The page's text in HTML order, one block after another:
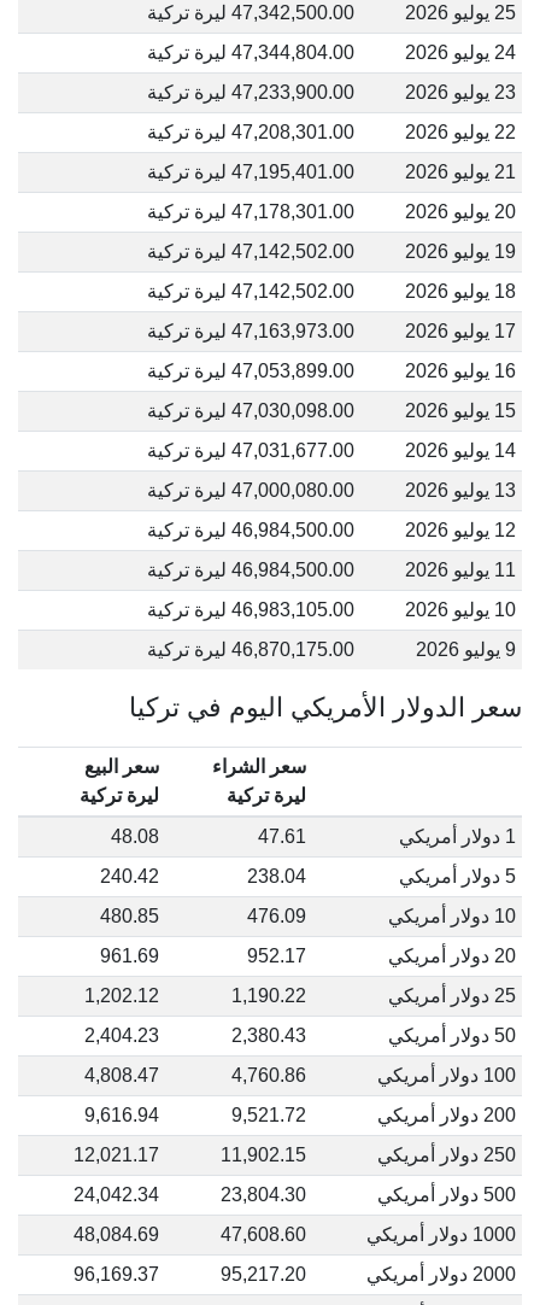
25 يوليو 2026
47,342,500.00 ليرة تركية
24 يوليو 2026
47,344,804.00 ليرة تركية
23 يوليو 2026
47,233,900.00 ليرة تركية
22 يوليو 2026
47,208,301.00 ليرة تركية
21 يوليو 2026
47,195,401.00 ليرة تركية
20 يوليو 2026
47,178,301.00 ليرة تركية
19 يوليو 2026
47,142,502.00 ليرة تركية
18 يوليو 2026
47,142,502.00 ليرة تركية
17 يوليو 2026
47,163,973.00 ليرة تركية
16 يوليو 2026
47,053,899.00 ليرة تركية
15 يوليو 2026
47,030,098.00 ليرة تركية
14 يوليو 2026
47,031,677.00 ليرة تركية
13 يوليو 2026
47,000,080.00 ليرة تركية
12 يوليو 2026
46,984,500.00 ليرة تركية
11 يوليو 2026
46,984,500.00 ليرة تركية
10 يوليو 2026
46,983,105.00 ليرة تركية
9 يوليو 2026
46,870,175.00 ليرة تركية
سعر الدولار الأمريكي اليوم في تركيا
سعر الشراء
ليرة تركية
سعر البيع
ليرة تركية
1 دولار أمريكي
47.61
48.08
5 دولار أمريكي
238.04
240.42
10 دولار أمريكي
476.09
480.85
20 دولار أمريكي
952.17
961.69
25 دولار أمريكي
1,190.22
1,202.12
50 دولار أمريكي
2,380.43
2,404.23
100 دولار أمريكي
4,760.86
4,808.47
200 دولار أمريكي
9,521.72
9,616.94
250 دولار أمريكي
11,902.15
12,021.17
500 دولار أمريكي
23,804.30
24,042.34
1000 دولار أمريكي
47,608.60
48,084.69
2000 دولار أمريكي
95,217.20
96,169.37